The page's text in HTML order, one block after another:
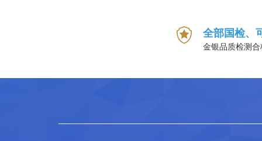
全部国检、
金银品质检测